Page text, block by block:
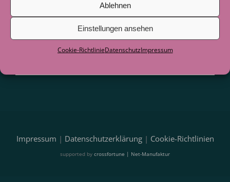
Ablehnen
Einstellungen ansehen
Cookie-RichtlinieDatenschutzImpressum
Impressum | Datenschutzerklärung| Cookie-Richtlinien
supported by crossfortune | Net-Manufaktur